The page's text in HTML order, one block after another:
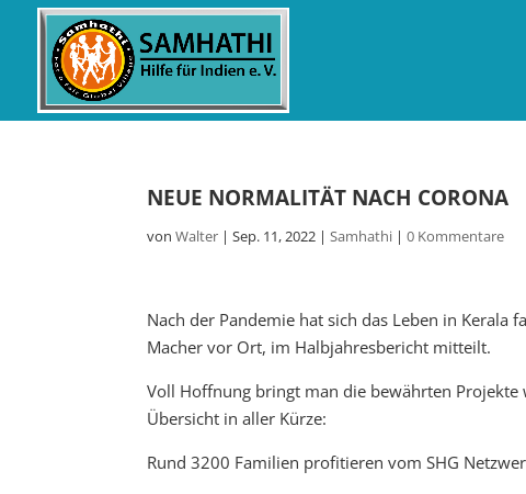
NEUE NORMALITÄT NACH CORONA
vonWalter |Sep. 11, 2022 |Samhathi |0 Kommentare
Nach der Pandemie hat sich das Leben in Kerala
Macher vor Ort, im Halbjahresbericht mitteilt.
Voll Hoffnung bringt man die bewährten Projekte
Übersicht in aller Kürze:
Rund 3200 Familien profitieren vom SHG